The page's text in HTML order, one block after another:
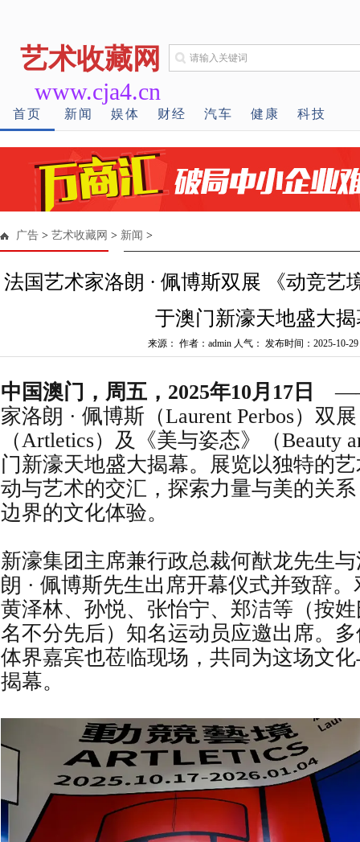
艺术收藏网
www.cja4.cn
首页 新闻 娱体 财经 汽车 健康 科技
广告 > 艺术收藏网 > 新闻 >
法国艺术家洛朗 · 佩博斯双展 《动竞艺
于澳门新濠天地盛大揭
来源： 作者：admin 人气： 发布时间：2025-10-29
中国澳门，周五，2025年10月17日
家洛朗 · 佩博斯（Laurent Perbos）
（Artletics）及《美与姿态》（Beauty
门新濠天地盛大揭幕。展览以独特的
动与艺术的交汇，探索力量与美的关
边界的文化体验。
新濠集团主席兼行政总裁何猷龙先生
朗 · 佩博斯先生出席开幕仪式并致辞
黄泽林、孙悦、张怡宁、郑洁等（按
名不分先后）知名运动员应邀出席。
体界嘉宾也莅临现场，共同为这场文
揭幕。